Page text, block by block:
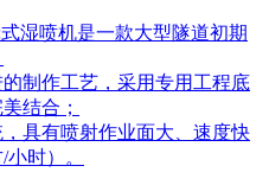
式湿喷机是一款大型隧道初期
制作工艺，采用专用工程底
结合；
具有喷射作业面大、速度快
时）。